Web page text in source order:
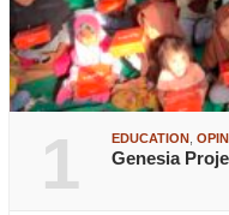
1 EDUCATION OPINI
Genesia